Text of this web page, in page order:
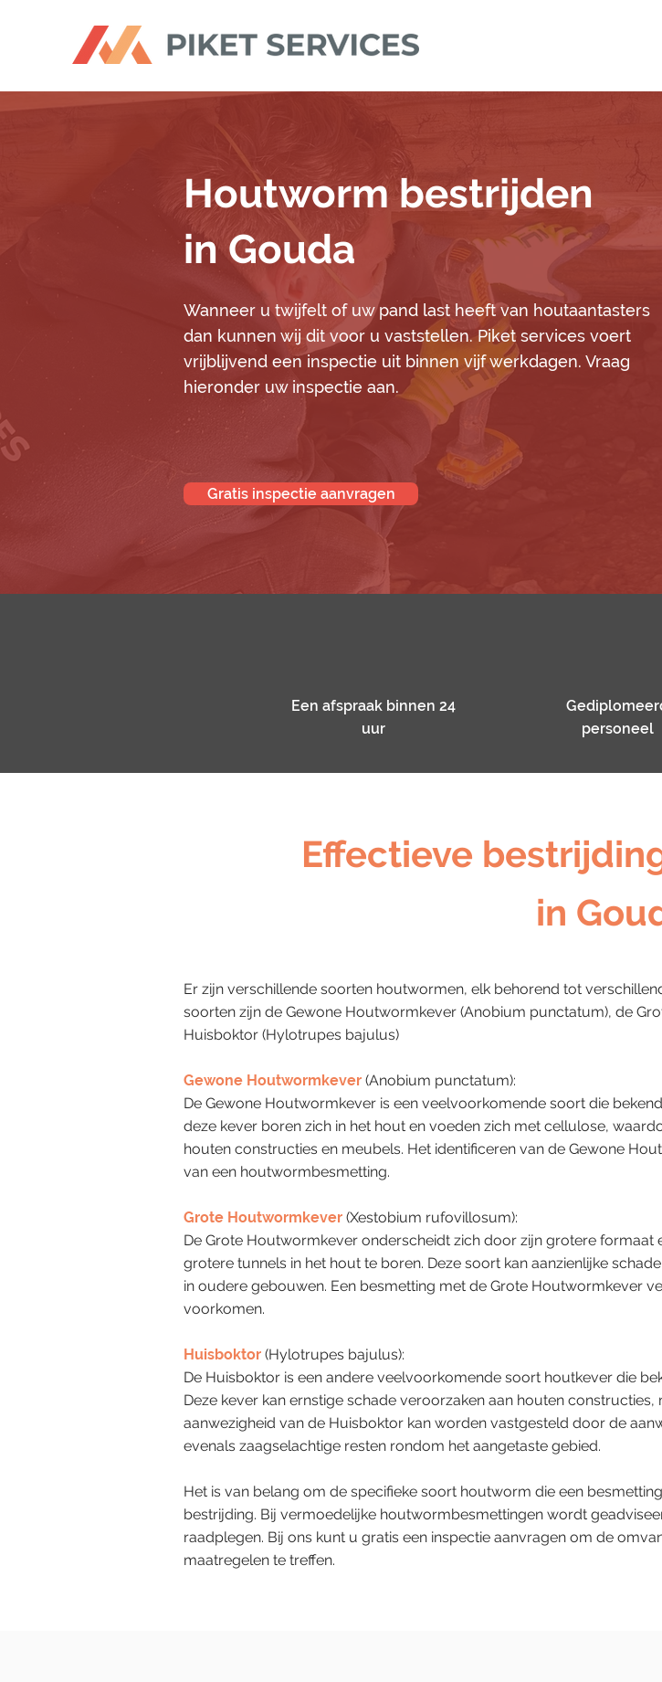
Houtworm bestrijden
in Gouda
Wanneer u twijfelt of uw pand last heeft van houtaantasters
dan kunnen wij dit voor u vaststellen. Piket services voert
vrijblijvend een inspectie uit binnen vijf werkdagen. Vraag
hieronder uw inspectie aan.
Gratis inspectie aanvragen
Een afspraak binnen 24
uur
personeel
Effectieve
in
Er zijn verschillende soorten houtwormen, elk behorend tot
soorten zijn de Gewone Houtwormkever (Anobium punctatum), de
Huisboktor (Hylotrupes bajulus)
Gewone Houtwormkever (Anobium punctatum):
De Gewone Houtwormkever is een veelvoorkomende soort die
deze kever boren zich in het hout en voeden zich met cellulose,
houten constructies en meubels. Het identificeren van de Gewone
van een houtwormbesmetting.
Grote Houtwormkever (Xestobium rufovillosum):
De Grote Houtwormkever onderscheidt zich door zijn grotere
grotere tunnels in het hout te boren. Deze soort kan aanzienlijke
in oudere gebouwen. Een besmetting met de Grote Houtwormkever
voorkomen.
Huisboktor (Hylotrupes bajulus):
De Huisboktor is een andere veelvoorkomende soort houtkever die
Deze kever kan ernstige schade veroorzaken aan houten
aanwezigheid van de Huisboktor kan worden vastgesteld door de
evenals zaagselachtige resten rondom het aangetaste gebied.
Het is van belang om de specifieke soort houtworm die een
bestrijding. Bij vermoedelijke houtwormbesmettingen wordt
raadplegen. Bij ons kunt u gratis een inspectie aanvragen om de
maatregelen te treffen.